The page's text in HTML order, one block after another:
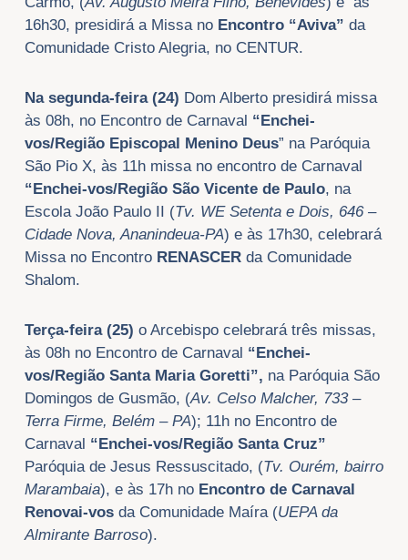
16h30, presidirá a Missa no Encontro “Aviva” da
Comunidade Cristo Alegria, no CENTUR.
Na segunda-feira (24) Dom Alberto presidirá missa
às 08h, no Encontro de Carnaval “Enchei-
vos/Região Episcopal Menino Deus” na Paróquia
São Pio X, às 11h missa no encontro de Carnaval
“Enchei-vos/Região São Vicente de Paulo, na
Escola João Paulo II (Tv. WE Setenta e Dois, 646 –
Cidade Nova, Ananindeua-PA) e às 17h30, celebrará
Missa no EncontroRENASCERda Comunidade
Shalom.
Terça-feira (25) o Arcebispo celebrará três missas,
às 08h no Encontro de Carnaval “Enchei-
vos/Região Santa Maria Goretti”, na Paróquia São
Domingos de Gusmão, (Av. Celso Malcher, 733 –
Terra Firme, Belém – PA); 11h no Encontro de
Carnaval “Enchei-vos/Região Santa Cruz”
Paróquia de Jesus Ressuscitado, (Tv. Ourém, bairro
Marambaia), e às 17h no Encontro de Carnaval
Renovai-vosda Comunidade Maíra (UEPA da
Almirante Barroso).